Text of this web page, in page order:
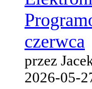
czerwca
przez
2026-05-